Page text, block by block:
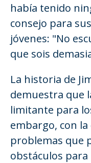
había tenido
consejo para
jóvenes: "No
que sois
La historia de
demuestra que
limitante para
embargo, con
problemas que
obstáculos para